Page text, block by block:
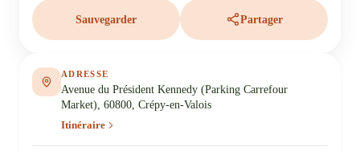
Sauvegarder Partager
ADRESSE
Avenue du Président Kennedy (Parking Carrefour
Market), 60800, Crépy-en-Valois
Itinéraire